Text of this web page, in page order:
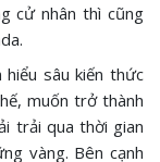
cử nhân thì cũng
sâu kiến thức
muốn trở thành
trải qua thời gian
vàng. Bên cạnh